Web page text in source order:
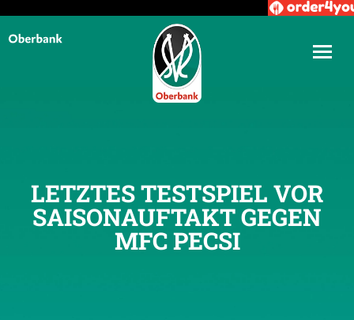
LETZTES TESTSPIEL VOR
SAISONAUFTAKT GEGEN
MFC PECSI